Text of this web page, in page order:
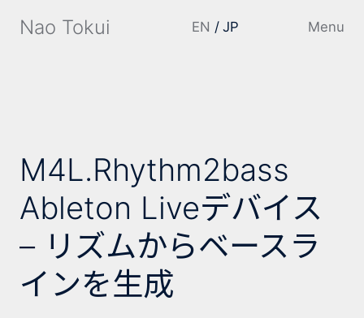
Nao Tokui EN JP Menu
M4L.Rhythm2bass
Ableton Liveデバイス
– リズムからベースラ
インを生成